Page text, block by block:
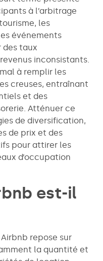
à l’arbitrage
les
événements
des taux
inconsistants.
à remplir les
creuses, entraînant
et des
Atténuer ce
de diversification,
de prix et des
pour attirer les
d’occupation
est-il
repose sur
la quantité et